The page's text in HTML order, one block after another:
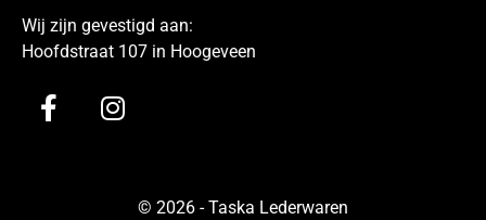
Wij zijn gevestigd aan:
Hoofdstraat 107 in Hoogeveen
© 2026 - Taska Lederwaren